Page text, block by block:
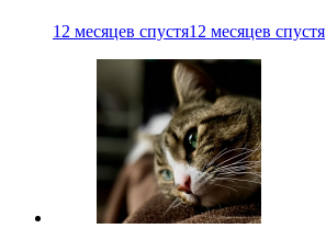
12 месяцев спустя12 месяцев спустя